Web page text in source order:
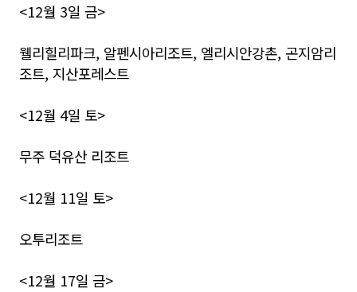
<12월 3일 금>
웰리힐리파크, 알펜시아리조트, 엘리시안강촌, 곤지암리
조트, 지산포레스트
<12월 4일 토>
무주 덕유산 리조트
<12월 11일 토>
오투리조트
<12월 17일 금>